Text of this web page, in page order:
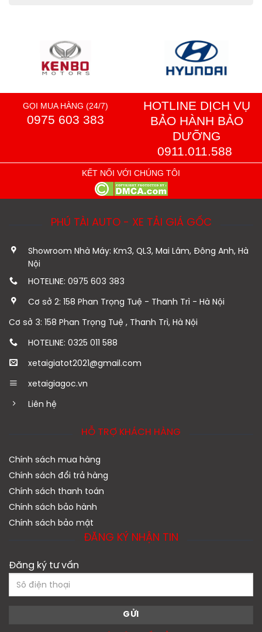
GỌI MUA HÀNG (24/7)
0975 603 383
HOTLINE DỊCH VỤ
BẢO HÀNH BẢO
DƯỠNG
0911.011.588
KẾT NỐI VỚI CHÚNG TÔI
PHÚ TÀI AUTO - XE TẢI GIÁ GỐC
Showroom Nhà Máy: Km3, QL3, Mai Lâm, Đông Anh, Hà
Nội
HOTELINE: 0975 603 383
Cơ sở 2: 158 Phan Trọng Tuệ - Thanh Trì - Hà Nội
Cơ sở 3: 158 Phan Trọng Tuệ , Thanh Trì, Hà Nội
HOTELINE: 0325 011 588
xetaigiatot2021@gmail.com
xetaigiagoc.vn
Liên hệ
HỖ TRỢ KHÁCH HÀNG
Chính sách mua hàng
Chính sách đổi trả hàng
Chính sách thanh toán
Chính sách bảo hành
Chính sách bảo mật
ĐĂNG KÝ NHẬN TIN
Đăng ký tư vấn